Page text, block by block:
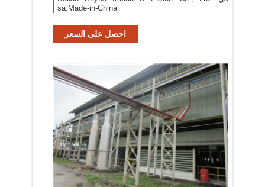
sa.Made-in-China
احصل على السعر